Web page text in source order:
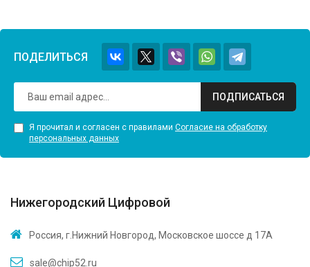
ПОДЕЛИТЬСЯ
ПОДПИСАТЬСЯ
Я прочитал и согласен с правилами Согласие на обработку
персональных данных
Нижегородский Цифровой
Россия, г.Нижний Новгород, Московское шоссе д 17А
sale@chip52.ru